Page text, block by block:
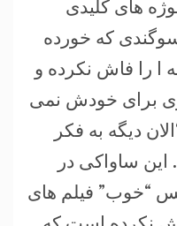
های کلیدی
که خورده
ا را فاش نکرده و
برای خودش نمی
دیگه به فکر
این ساواکی در
“خوب” فیلم های